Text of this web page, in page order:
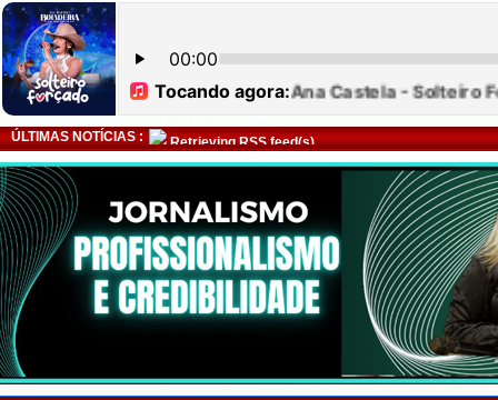
ÚLTIMAS NOTÍCIAS : Retrieving RSS feed(s)